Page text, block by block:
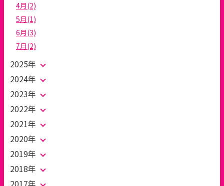
4月(2)
5月(1)
6月(3)
7月(2)
2025年
2024年
2023年
2022年
2021年
2020年
2019年
2018年